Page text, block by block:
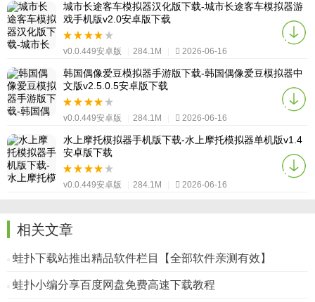
城市长途客车模拟器汉化版下载-城市长途客车模拟器游
戏手机版v2.0安卓版下载
v0.0.449安卓版 284.1M 2026-06-16
韩国偶像爱豆模拟器手游版下载-韩国偶像爱豆模拟器中
文版v2.5.0.5安卓版下载
v0.0.449安卓版 284.1M 2026-06-16
水上摩托模拟器手机版下载-水上摩托模拟器单机版v1.4
安卓版下载
v0.0.449安卓版 284.1M 2026-06-16
相关文章
蛙扑下载站推出精品软件栏目【全部软件亲测有效】
蛙扑小编分享百度网盘免费高速下载教程